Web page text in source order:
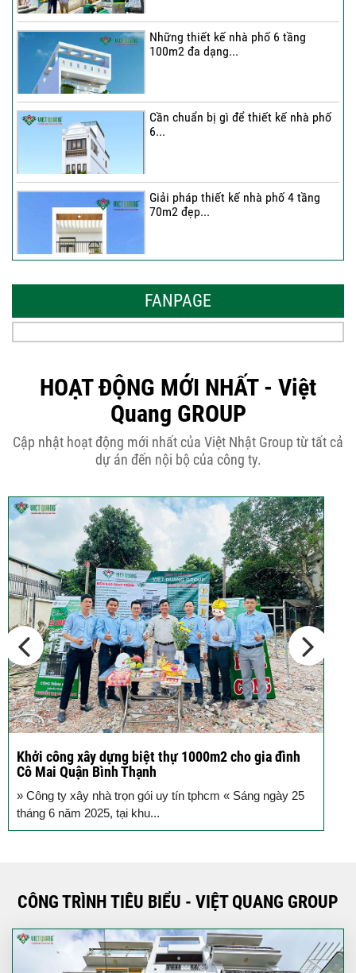
Những thiết kế nhà phố 6 tầng
100m2 đa dạng...
Cần chuẩn bị gì để thiết kế nhà phố
6...
Giải pháp thiết kế nhà phố 4 tầng
70m2 đẹp...
đẹp, sang...
50m2...
Những điều cần biết khi thiết kế nhà
phố 5...
Cập nhật xu thế thiết kế nhà phố 5
tầng...
Các thiết kế nhà phố 2 tầng 110m2
đơn giản,...
FANPAGE
HOẠT ĐỘNG MỚI NHẤT - Việt
Quang GROUP
Cập nhật hoạt động mới nhất của Việt Nhật Group từ tất cả
dự án đến nội bộ của công ty.
Khởi công xây dựng biệt thự 1000m2 cho gia đình
Cô Mai Quận Bình Thạnh
» Công ty xây nhà trọn gói uy tín tphcm « Sáng ngày 25
tháng 6 năm 2025, tại khu...
CÔNG TRÌNH TIÊU BIỂU - VIỆT QUANG GROUP